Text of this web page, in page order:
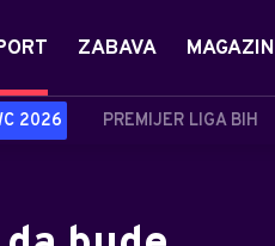
2026 PREMIJER LIGA BIH
ZABAVA MAGAZIN